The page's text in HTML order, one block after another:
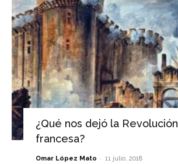
¿Qué nos dejó la Revolución
francesa?
Omar López Mato - 11 julio, 2018